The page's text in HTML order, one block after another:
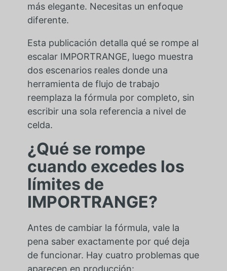
más elegante. Necesitas un enfoque
diferente.
Esta publicación detalla qué se rompe al
escalar IMPORTRANGE, luego muestra
dos escenarios reales donde una
herramienta de flujo de trabajo
reemplaza la fórmula por completo, sin
escribir una sola referencia a nivel de
celda.
¿Qué se rompe
cuando excedes los
límites de
IMPORTRANGE?
Antes de cambiar la fórmula, vale la
pena saber exactamente por qué deja
de funcionar. Hay cuatro problemas que
aparecen en producción: